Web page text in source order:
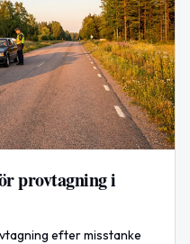
provtagning i
efter misstanke